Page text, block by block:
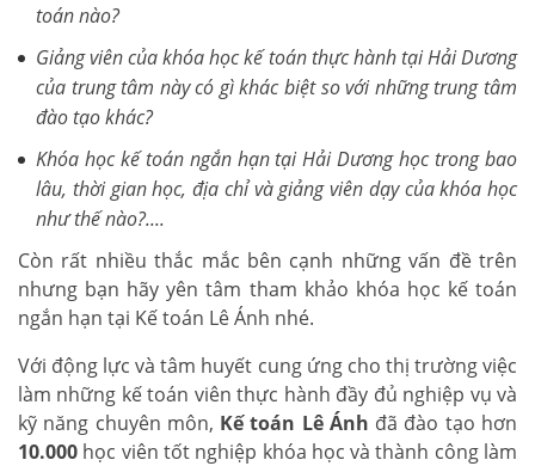
toán nào?
Giảng viên của khóa học kế toán thực hành tại Hải Dương
của trung tâm này có gì khác biệt so với những trung tâm
đào tạo khác?
Khóa học kế toán ngắn hạn tại Hải Dương học trong bao
lâu, thời gian học, địa chỉ và giảng viên dạy của khóa học
như thế nào?....
Còn rất nhiều thắc mắc bên cạnh những vấn đề trên
nhưng bạn hãy yên tâm tham khảo khóa học kế toán
ngắn hạn tại Kế toán Lê Ánh nhé.
Với động lực và tâm huyết cung ứng cho thị trường việc
làm những kế toán viên thực hành đầy đủ nghiệp vụ và
kỹ năng chuyên môn, Kế toán Lê Ánh đã đào tạo hơn
10.000 học viên tốt nghiệp khóa học và thành công làm